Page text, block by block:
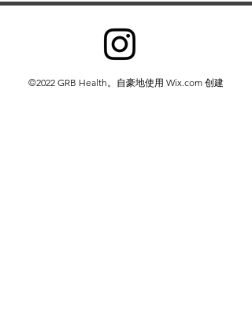
©2022 GRB Health。自豪地使用 Wix.com 创建